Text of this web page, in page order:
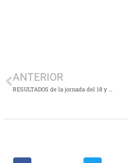
ANTERIOR
RESULTADOS de la jornada del 18 y 19 de Mayo